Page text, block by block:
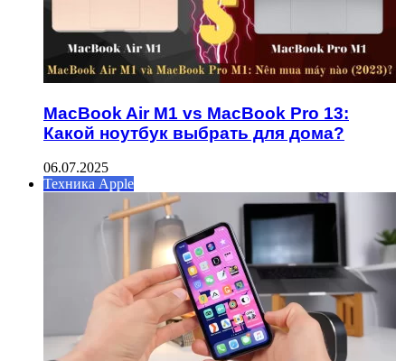
MacBook Air M1 vs MacBook Pro 13:
Какой ноутбук выбрать для дома?
06.07.2025
Техника Apple